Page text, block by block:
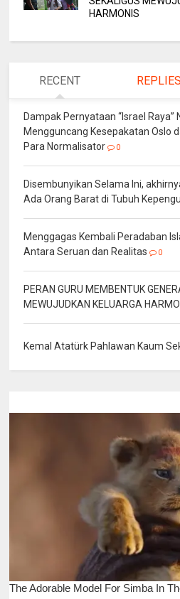
HARMONIS
RECENT REPLIES
Dampak Pernyataan “Israel Raya”
Mengguncang Kesepakatan Oslo
Para Normalisator
0
Disembunyikan Selama Ini,
Ada Orang Barat di Tubuh
Menggagas Kembali Peradaban
Antara Seruan dan Realitas
0
PERAN GURU MEMBENTUK
MEWUJUDKAN KELUARGA
Kemal Atatürk Pahlawan Kaum